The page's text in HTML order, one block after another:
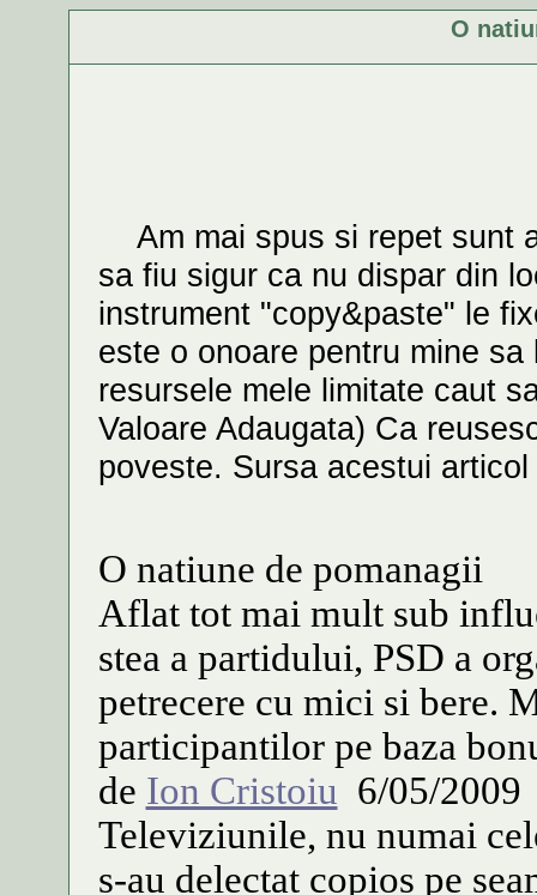
O
Am mai spus si repet sunt
sa fiu sigur ca nu dispar din
instrument "copy&paste" le
este o onoare pentru mine
resursele mele limitate caut
Valoare Adaugata) Ca
poveste. Sursa acestui
O natiune de pomanagii
Aflat tot mai mult sub
stea a partidului, PSD a
petrecere cu mici si bere.
participantilor pe baza
de Ion Cristoiu 6/05/2009
Televiziunile, nu numai
s-au delectat copios pe